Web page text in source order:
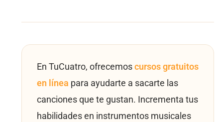
En TuCuatro, ofrecemos cursos gratuitos
en línea para ayudarte a sacarte las
canciones que te gustan. Incrementa tus
habilidades en instrumentos musicales